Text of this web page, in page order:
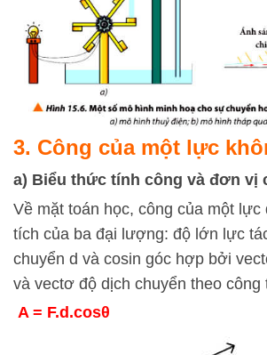
3. Công của một lực
a) Biểu thức tính công và đơn vị
Về mặt toán học, công của một
tích của ba đại lượng: độ lớn lực
chuyển d và cosin góc hợp bởi
và vectơ độ dịch chuyển theo công
A = F.d.cosθ